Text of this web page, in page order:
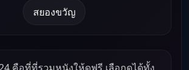
สยองขวัญ